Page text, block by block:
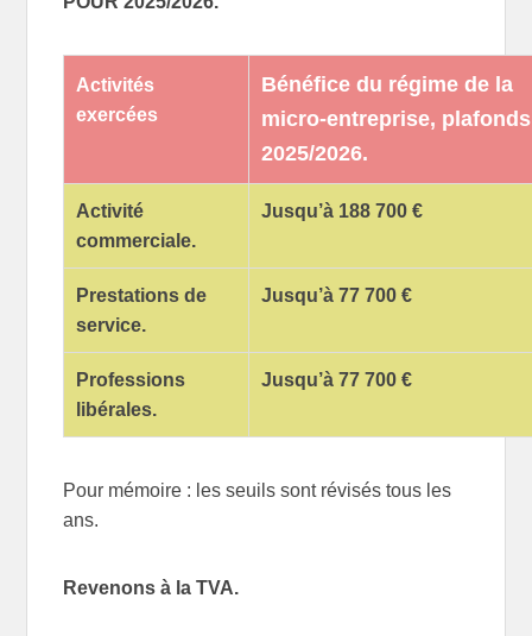
Activités
exercées
Bénéfice du régime de la
micro-entreprise, plafonds
2025/2026.
Activité
commerciale.
Jusqu’à 188 700 €
Prestations de
service.
Jusqu’à 77 700 €
Professions
libérales.
Jusqu’à 77 700 €
Pour mémoire : les seuils sont révisés tous les
ans.
Revenons à la TVA.